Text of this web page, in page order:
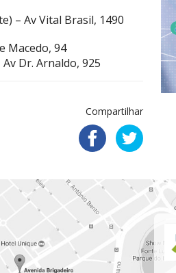
– Av Vital Brasil, 1490
Macedo, 94
Dr. Arnaldo, 925
Compartilhar